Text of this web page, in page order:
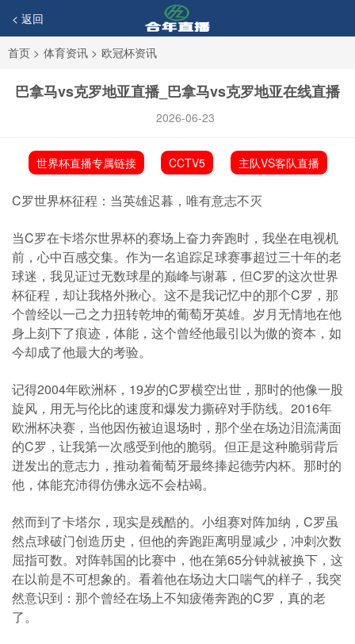
< 返回
首页 > 体育资讯 > 欧冠杯资讯
巴拿马vs克罗地亚直播_巴拿马vs克罗地亚在线直播
2026-06-23
世界杯直播专属链接 CCTV5 主队VS客队直播
C罗世界杯征程：当英雄迟暮，唯有意志不灭
当C罗在卡塔尔世界杯的赛场上奋力奔跑时，我坐在电视机
前，心中百感交集。作为一名追踪足球赛事超过三十年的老
球迷，我见证过无数球星的巅峰与谢幕，但C罗的这次世界
杯征程，却让我格外揪心。这不是我记忆中的那个C罗，那
个曾经以一己之力扭转乾坤的葡萄牙英雄。岁月无情地在他
身上刻下了痕迹，体能，这个曾经他最引以为傲的资本，如
今却成了他最大的考验。
记得2004年欧洲杯，19岁的C罗横空出世，那时的他像一股
旋风，用无与伦比的速度和爆发力撕碎对手防线。2016年
欧洲杯决赛，当他因伤被迫退场时，那个坐在场边泪流满面
的C罗，让我第一次感受到他的脆弱。但正是这种脆弱背后
迸发出的意志力，推动着葡萄牙最终捧起德劳内杯。那时的
他，体能充沛得仿佛永远不会枯竭。
然而到了卡塔尔，现实是残酷的。小组赛对阵加纳，C罗虽
然点球破门创造历史，但他的奔跑距离明显减少，冲刺次数
屈指可数。对阵韩国的比赛中，他在第65分钟就被换下，这
在以前是不可想象的。看着他在场边大口喘气的样子，我突
然意识到：那个曾经在场上不知疲倦奔跑的C罗，真的老
了。